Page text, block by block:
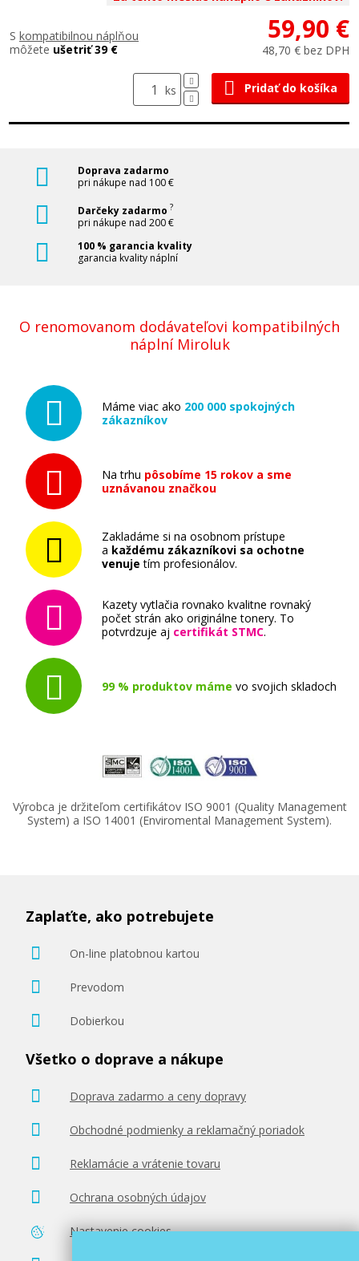
S kompatibilnou náplňou
môžete ušetriť 39 €
59,90 €
48,70 € bez DPH
ks Pridať do košíka
Doprava zadarmo
pri nákupe nad 100 €
Darčeky zadarmo ?
pri nákupe nad 200 €
100 % garancia kvality
garancia kvality náplní
O renomovanom dodávateľovi kompatibilných
náplní Miroluk
Máme viac ako 200 000 spokojných
zákazníkov
Na trhu pôsobíme 15 rokov a sme
uznávanou značkou
Zakladáme si na osobnom prístupe
a každému zákazníkovi sa ochotne
venuje tím profesionálov.
Kazety vytlačia rovnako kvalitne rovnaký
počet strán ako originálne tonery. To
potvrdzuje aj certifikát STMC.
99 % produktov máme vo svojich skladoch
Výrobca je držiteľom certifikátov ISO 9001 (Quality Management
System) a ISO 14001 (Enviromental Management System).
Zaplaťte, ako potrebujete
On-line platobnou kartou
Prevodom
Dobierkou
Všetko o doprave a nákupe
Doprava zadarmo a ceny dopravy
Obchodné podmienky a reklamačný poriadok
Reklamácie a vrátenie tovaru
Ochrana osobných údajov
Nastavenie cookies